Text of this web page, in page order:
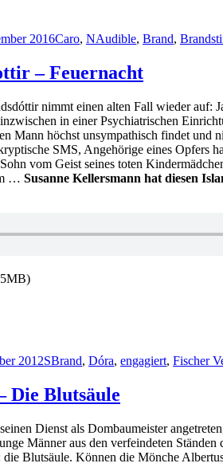
2016Caro, NAudible, Brand,
– Feuernacht
nimmt einen alten Fall wieder auf:
in einer Psychiatrischen
Mann höchst unsympathisch findet und
SMS, Angehörige eines Opfers
vom Geist seines toten
… Susanne Kellersmann hat diesen
2012SBrand, Dóra, engagiert, Fischer
Die Blutsäule
Dienst als Dombaumeister
Männer aus den verfeindeten
Blutsäule. Können die Mönche